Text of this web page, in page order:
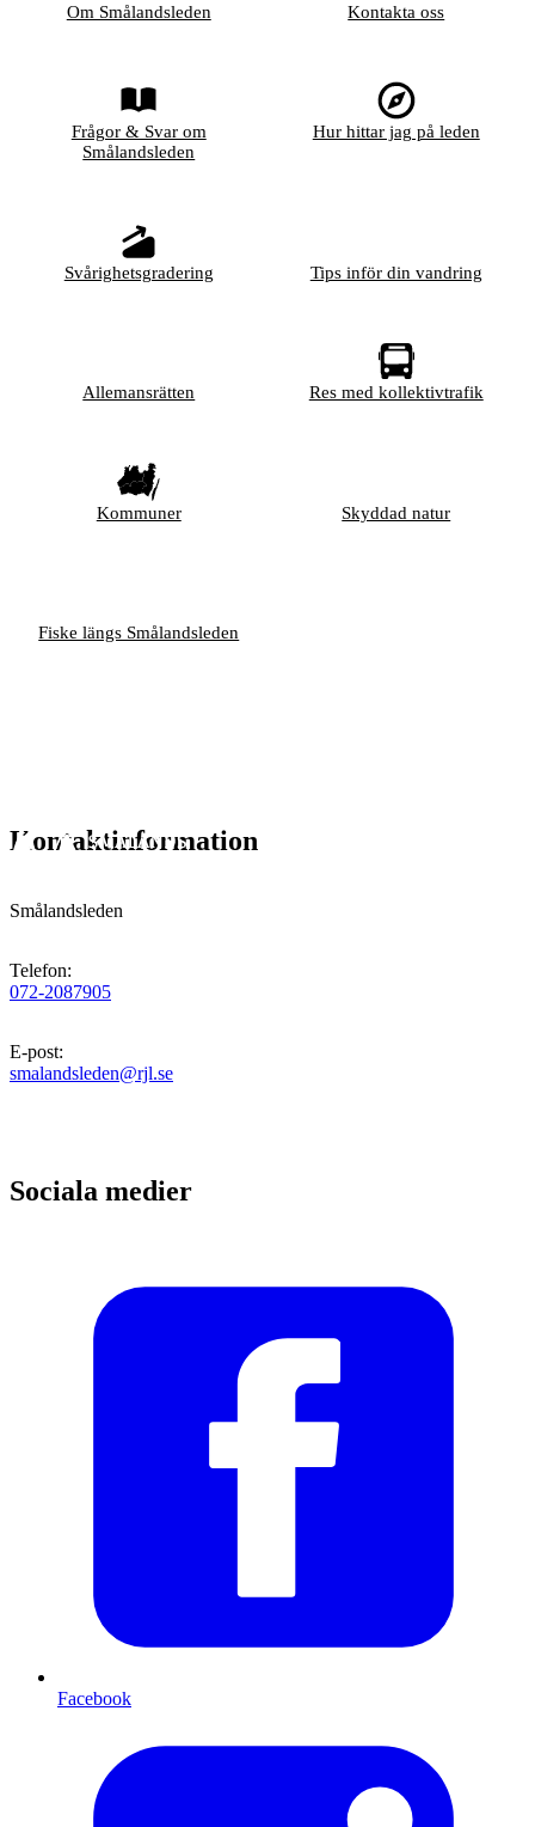
Om Smålandsleden Kontakta oss
Frågor & Svar om
Smålandsleden
Hur hittar jag på leden
Svårighetsgradering Tips inför din vandring
Allemansrätten Res med kollektivtrafik
Kommuner Skyddad natur
Fiske längs Smålandsleden
Kontaktinformation
Smålandsleden
Telefon:
072-2087905
E-post:
smalandsleden@rjl.se
Sociala medier
Facebook